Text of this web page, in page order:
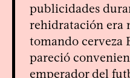
publicidades
rehidratación era
tomando cerveza
pareció
emperador del